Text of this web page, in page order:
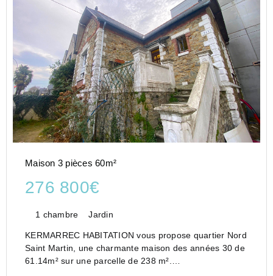
Maison 3 pièces 60m²
276 800€
1 chambre Jardin
KERMARREC HABITATION vous propose quartier Nord
Saint Martin, une charmante maison des années 30 de
61.14m² sur une parcelle de 238 m².